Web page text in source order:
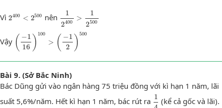
Vì 2400 < 2500
2400 2500nên
1
2400 >
1
2500
2400 12
Vậy ( −1
16 ) 100
> ( −1
2
) 500
(−116 )100 (−12)500
Bài 9. (Sở Bắc Ninh)
Bác Dũng gửi vào ngân hàng 75 triệu đồng với kì hạn 1 năm, lãi
suất 5,6%/năm. Hết kì hạn 1 năm, bác rút ra 1
14 (kể cả gốc và lãi).